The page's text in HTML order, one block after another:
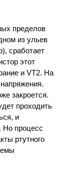
пределов
из ульев
сработает
этот
и VT2. На
закроется.
проходить
и
Но процесс
ртутного